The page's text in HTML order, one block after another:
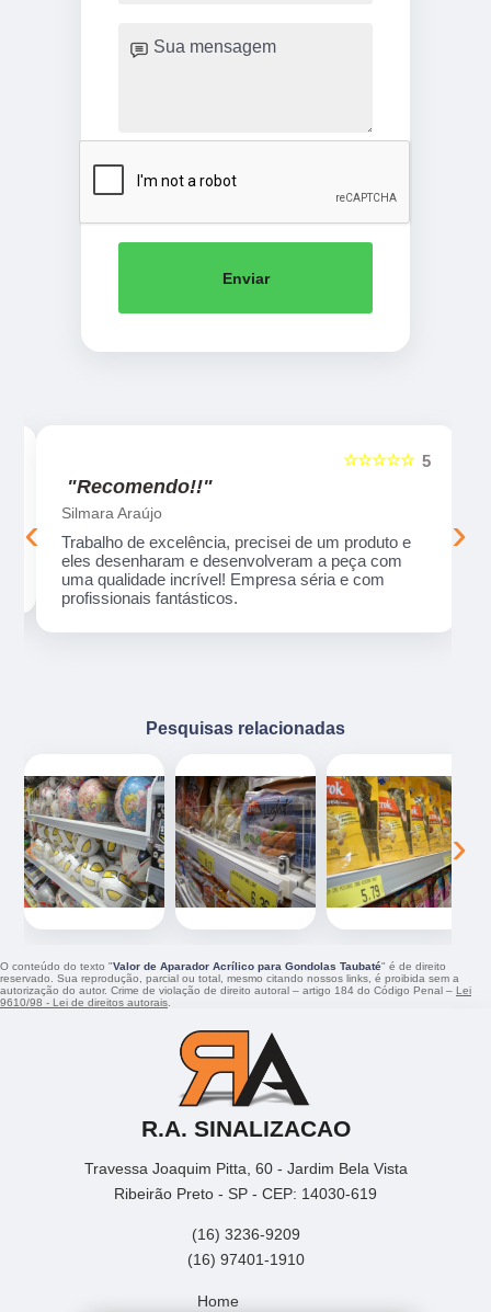
Enviar
5
☆☆☆☆☆
"Recomendo!!"
Silmara Araújo
Trabalho de excelência, precisei de um produto e
eles desenharam e desenvolveram a peça com
uma qualidade incrível! Empresa séria e com
profissionais fantásticos.
‹ ›
Pesquisas relacionadas
‹ ›
O conteúdo do texto "Valor de Aparador Acrílico para Gondolas Taubaté" é de direito
reservado. Sua reprodução, parcial ou total, mesmo citando nossos links, é proibida sem a
autorização do autor. Crime de violação de direito autoral – artigo 184 do Código Penal – Lei
9610/98 - Lei de direitos autorais
R.A. SINALIZACAO
Travessa Joaquim Pitta, 60 - Jardim Bela Vista
Ribeirão Preto - SP - CEP: 14030-619
(16) 3236-9209
(16) 97401-1910
Home